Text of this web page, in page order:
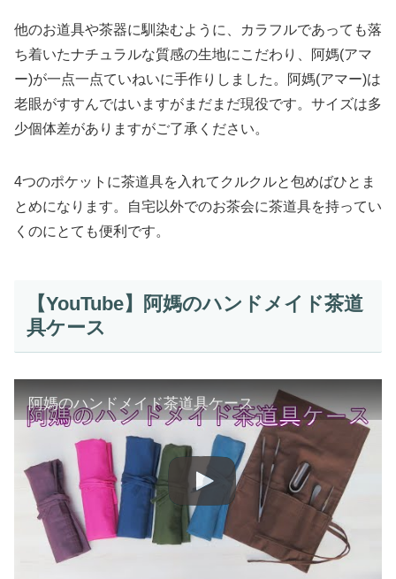
他のお道具や茶器に馴染むように、カラフルであっても落
ち着いたナチュラルな質感の生地にこだわり、阿媽(アマ
ー)が一点一点ていねいに手作りしました。阿媽(アマー)は
老眼がすすんではいますがまだまだ現役です。サイズは多
少個体差がありますがご了承ください。
4つのポケットに茶道具を入れてクルクルと包めばひとま
とめになります。自宅以外でのお茶会に茶道具を持ってい
くのにとても便利です。
【YouTube】阿媽のハンドメイド茶道
具ケース
阿媽のハンドメイド茶道具ケース